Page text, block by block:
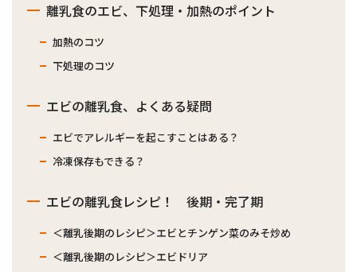
離乳食のエビ、下処理・加熱のポイント
加熱のコツ
下処理のコツ
エビの離乳食、よくある疑問
エビでアレルギーを起こすことはある？
冷凍保存もできる？
エビの離乳食レシピ！ 後期・完了期
＜離乳後期のレシピ＞エビとチンゲン菜のみそ炒め
＜離乳後期のレシピ＞エビドリア